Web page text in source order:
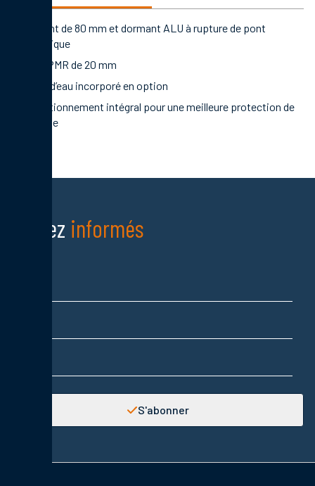
Ouvrant de 80 mm et dormant ALU à rupture de pont
thermique
Seuil PMR de 20 mm
Rejet d’eau incorporé en option
Conditionnement intégral pour une meilleure protection de
la porte
Restez informés
S'abonner